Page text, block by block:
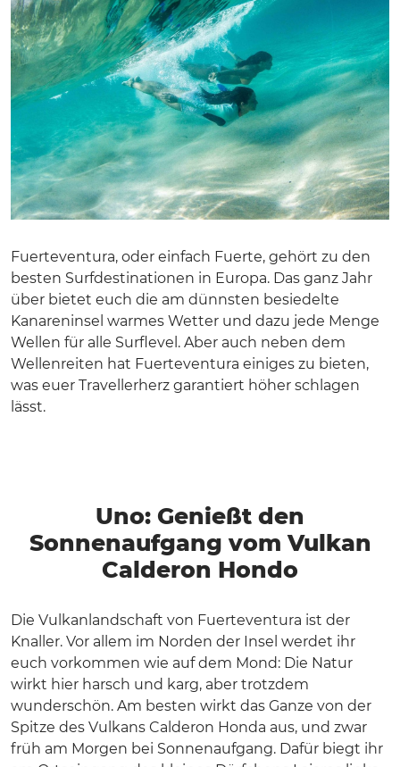
Fuerteventura, oder einfach Fuerte, gehört zu den
besten Surfdestinationen in Europa. Das ganz Jahr
über bietet euch die am dünnsten besiedelte
Kanareninsel warmes Wetter und dazu jede Menge
Wellen für alle Surflevel. Aber auch neben dem
Wellenreiten hat Fuerteventura einiges zu bieten,
was euer Travellerherz garantiert höher schlagen
lässt.
Uno: Genießt den
Sonnenaufgang vom Vulkan
Calderon Hondo
Die Vulkanlandschaft von Fuerteventura ist der
Knaller. Vor allem im Norden der Insel werdet ihr
euch vorkommen wie auf dem Mond: Die Natur
wirkt hier harsch und karg, aber trotzdem
wunderschön. Am besten wirkt das Ganze von der
Spitze des Vulkans Calderon Honda aus, und zwar
früh am Morgen bei Sonnenaufgang. Dafür biegt ihr